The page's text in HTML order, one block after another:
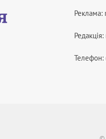
Реклама:
Редакція:
Телефон: